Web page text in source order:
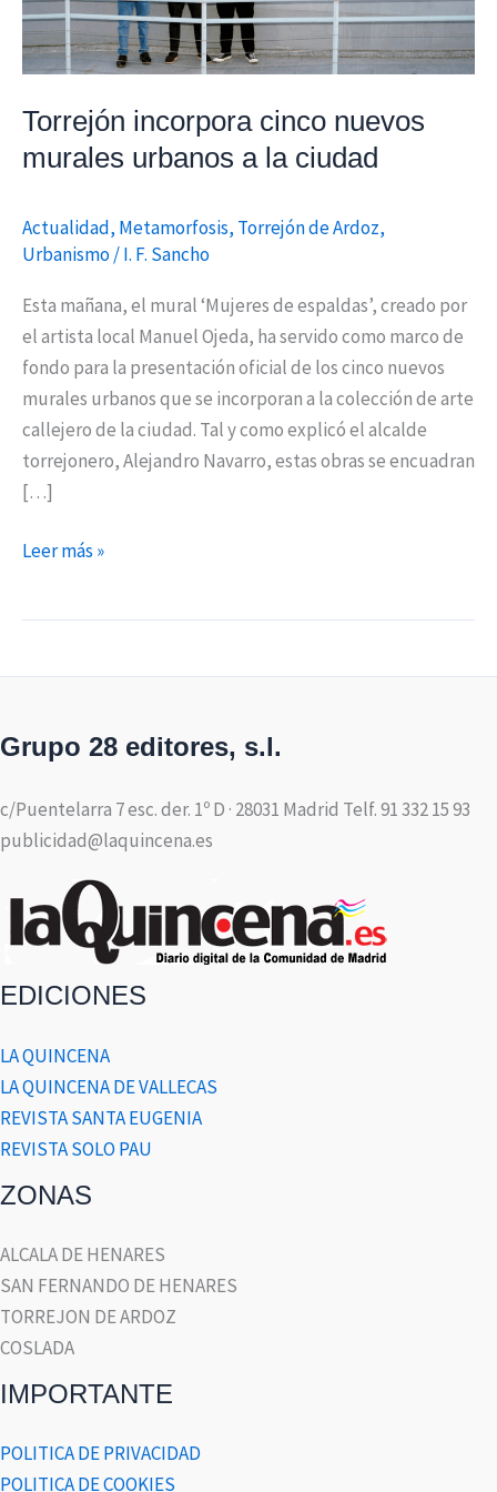
Torrejón incorpora cinco nuevos
murales urbanos a la ciudad
Actualidad, Metamorfosis, Torrejón de Ardoz,
Urbanismo/I. F. Sancho
Esta mañana, el mural ‘Mujeres de espaldas’, creado por
el artista local Manuel Ojeda, ha servido como marco de
fondo para la presentación oficial de los cinco nuevos
murales urbanos que se incorporan a la colección de arte
callejero de la ciudad. Tal y como explicó el alcalde
torrejonero, Alejandro Navarro, estas obras se encuadran
[…]
ciudad
Leer más »
Grupo 28 editores, s.l.
c/Puentelarra 7 esc. der. 1º D · 28031 Madrid Telf. 91 332 15 93
publicidad@laquincena.es
EDICIONES
LA QUINCENA
LA QUINCENA DE VALLECAS
REVISTA SANTA EUGENIA
REVISTA SOLO PAU
ZONAS
ALCALA DE HENARES
SAN FERNANDO DE HENARES
TORREJON DE ARDOZ
COSLADA
IMPORTANTE
POLITICA DE PRIVACIDAD
POLITICA DE COOKIES